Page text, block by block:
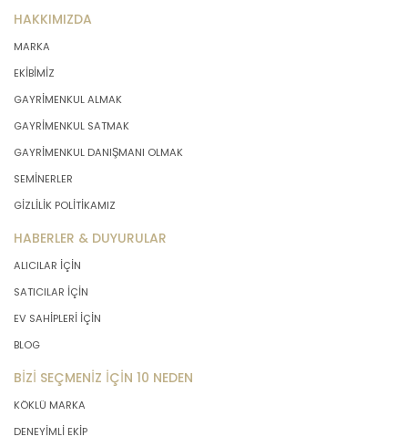
HAKKIMIZDA
MARKA
EKİBİMİZ
GAYRİMENKUL ALMAK
GAYRİMENKUL SATMAK
GAYRİMENKUL DANIŞMANI OLMAK
SEMİNERLER
GİZLİLİK POLİTİKAMIZ
HABERLER & DUYURULAR
ALICILAR İÇİN
SATICILAR İÇİN
EV SAHİPLERİ İÇİN
BLOG
BİZİ SEÇMENİZ İÇİN 10 NEDEN
KÖKLÜ MARKA
DENEYİMLİ EKİP